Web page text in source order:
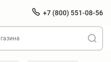
+7 (800) 551-08-56